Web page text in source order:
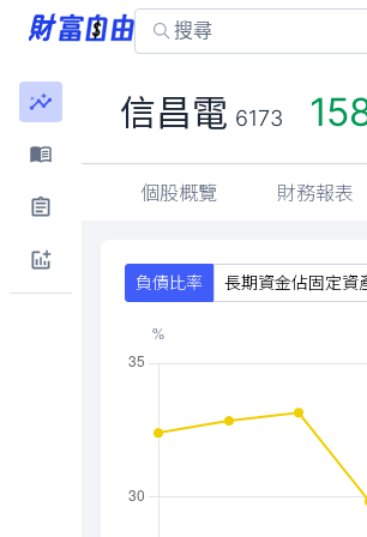
信昌電 6173
個股概覽 財務報表
負債比率 長期資金佔固定資